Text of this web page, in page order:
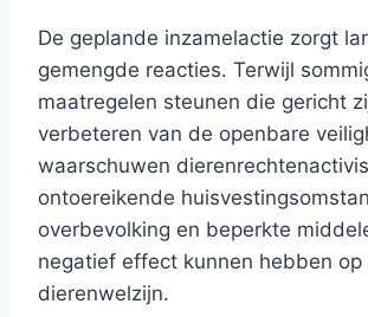
De geplande inzamelactie zorgt
gemengde reacties. Terwijl
maatregelen steunen die gericht
verbeteren van de openbare
waarschuwen
ontoereikende
overbevolking en beperkte
negatief effect kunnen hebben op
dierenwelzijn.